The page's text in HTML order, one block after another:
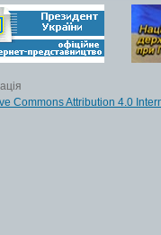
Commons Attribution 4.0